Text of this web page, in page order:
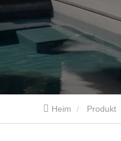
Gartenschirme
Bildschirm aus Cortenstahl
Aluminium-Gartenschirme
Heim Produkt